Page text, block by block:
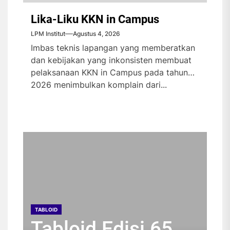
Lika-Liku KKN in Campus
LPM Institut Agustus 4, 2026
Imbas teknis lapangan yang memberatkan
dan kebijakan yang inkonsisten membuat
pelaksanaan KKN in Campus pada tahun
2026 menimbulkan komplain dari...
TABLOID
TABLOID
TABLOID
TABLOID